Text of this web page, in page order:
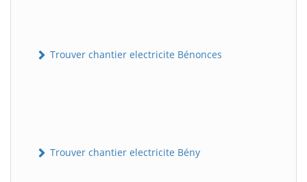
Trouver chantier electricite Bénonces
Trouver chantier electricite Bény